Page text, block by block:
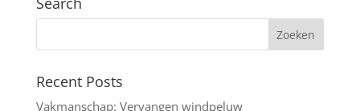
Recent Posts
Vakmanschap: Vervangen windpeluw